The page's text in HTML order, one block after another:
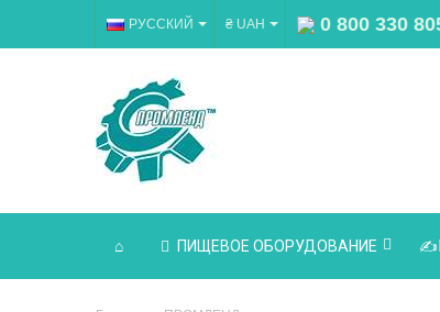
РУССКИЙ ₴ UAH 0 800 330
ПИЩЕВОЕ ОБОРУДОВАНИЕ